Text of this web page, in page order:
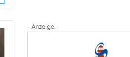
- Anzeige -